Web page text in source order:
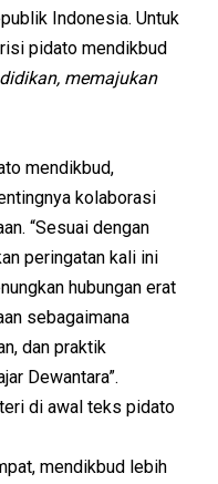
Indonesia. Untuk
pidato mendikbud
memajukan
mendikbud,
kolaborasi
“Sesuai dengan
peringatan kali ini
hubungan erat
sebagaimana
dan praktik
Dewantara”.
di awal teks pidato
mendikbud lebih